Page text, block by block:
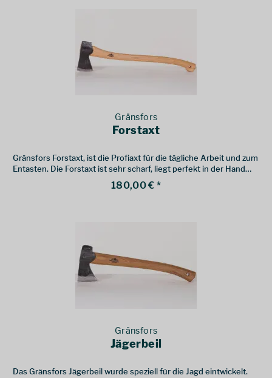
Gränsfors
Forstaxt
Gränsfors Forstaxt, ist die Profiaxt für die tägliche Arbeit und zum
Entasten. Die Forstaxt ist sehr scharf, liegt perfekt in der Hand
180,00 € *
Gränsfors
Jägerbeil
Das Gränsfors Jägerbeil wurde speziell für die Jagd eintwickelt.